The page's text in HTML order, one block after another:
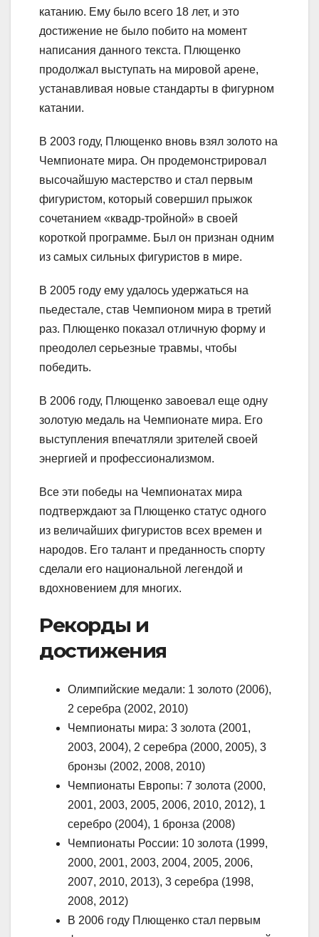
катанию. Ему было всего 18 лет, и это
достижение не было побито на момент
написания данного текста. Плющенко
продолжал выступать на мировой арене,
устанавливая новые стандарты в фигурном
катании.
В 2003 году, Плющенко вновь взял золото на
Чемпионате мира. Он продемонстрировал
высочайшую мастерство и стал первым
фигуристом, который совершил прыжок
сочетанием «квадр-тройной» в своей
короткой программе. Был он признан одним
из самых сильных фигуристов в мире.
В 2005 году ему удалось удержаться на
пьедестале, став Чемпионом мира в третий
раз. Плющенко показал отличную форму и
преодолел серьезные травмы, чтобы
победить.
В 2006 году, Плющенко завоевал еще одну
золотую медаль на Чемпионате мира. Его
выступления впечатляли зрителей своей
энергией и профессионализмом.
Все эти победы на Чемпионатах мира
подтверждают за Плющенко статус одного
из величайших фигуристов всех времен и
народов. Его талант и преданность спорту
сделали его национальной легендой и
вдохновением для многих.
Рекорды и
достижения
Олимпийские медали: 1 золото (2006),
2 серебра (2002, 2010)
Чемпионаты мира: 3 золота (2001,
2003, 2004), 2 серебра (2000, 2005), 3
бронзы (2002, 2008, 2010)
Чемпионаты Европы: 7 золота (2000,
2001, 2003, 2005, 2006, 2010, 2012), 1
серебро (2004), 1 бронза (2008)
Чемпионаты России: 10 золота (1999,
2000, 2001, 2003, 2004, 2005, 2006,
2007, 2010, 2013), 3 серебра (1998,
2008, 2012)
В 2006 году Плющенко стал первым